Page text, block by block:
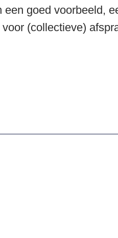
goed voorbeeld,
(collectieve)